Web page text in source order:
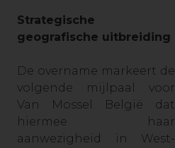
Strategische
geografisc he uit breiding
De overname markeert de
volgende mijlpaal voor
Van Mossel België dat
hiermee haar
aanwezigheid in West-